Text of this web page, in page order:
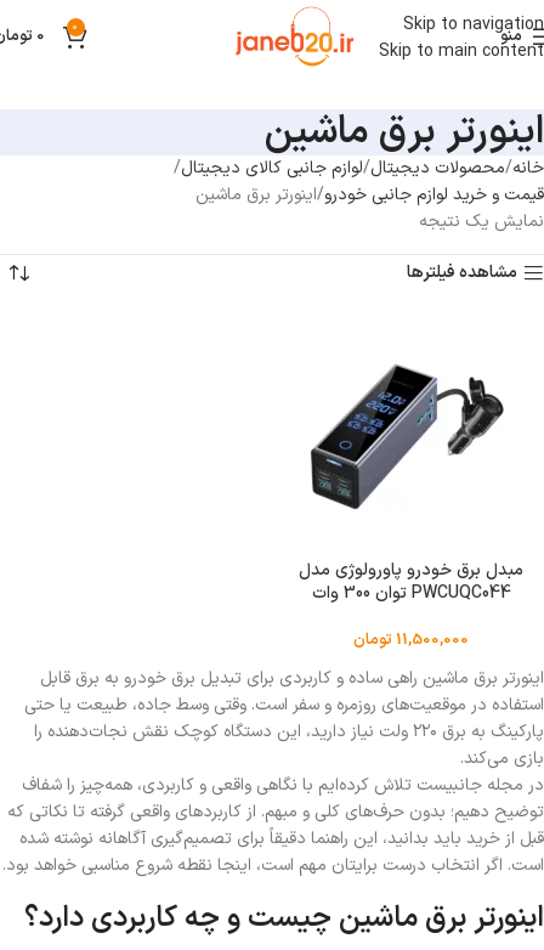
Skip to navigation
Skip to main content
منو 0
0
اینورتر برق ماشین
خانه محصولات دیجیتال لوازم جانبی کالای دیجیتال
قیمت و خرید لوازم جانبی خودرو اینورتر برق ماشین
نمایش یک نتیجه
مشاهده فیلترها
مبدل برق خودرو پاورولوژی مدل
PWCUQC044 توان 300 وات
11,500,000 تومان
اینورتر برق ماشین راهی ساده و کاربردی برای تبدیل برق خودرو به برق قابل
استفاده در موقعیت‌های روزمره و سفر است. وقتی وسط جاده، طبیعت یا حتی
پارکینگ به برق ۲۲۰ ولت نیاز دارید، این دستگاه کوچک نقش نجات‌دهنده را
بازی می‌کند.
در مجله جانبیست تلاش کرده‌ایم با نگاهی واقعی و کاربردی، همه‌چیز را شفاف
توضیح دهیم؛ بدون حرف‌های کلی و مبهم. از کاربردهای واقعی گرفته تا نکاتی که
قبل از خرید باید بدانید، این راهنما دقیقاً برای تصمیم‌گیری آگاهانه نوشته شده
است. اگر انتخاب درست برایتان مهم است، اینجا نقطه شروع مناسبی خواهد بود.
اینورتر برق ماشین چیست و چه کاربردی دارد؟